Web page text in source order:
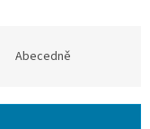
Abecedně